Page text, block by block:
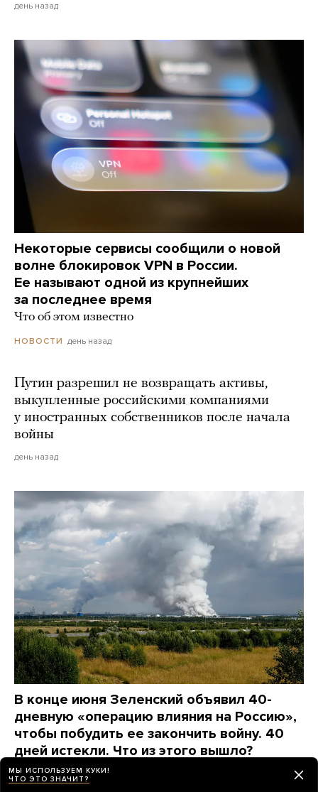
день назад
Некоторые сервисы сообщили о новой
волне блокировок VPN в России.
Ее называют одной из крупнейших
за последнее время
Что об этом известно
НОВОСТИ день назад
Путин разрешил не возвращать активы,
выкупленные российскими компаниями
у иностранных собственников после начала
войны
день назад
В конце июня Зеленский объявил 40-
дневную «операцию влияния на Россию»,
чтобы побудить ее закончить войну. 40
дней истекли. Что из этого вышло?
Максимально коротко
МЫ ИСПОЛЬЗУЕМ КУКИ!
ЧТО ЭТО ЗНАЧИТ?